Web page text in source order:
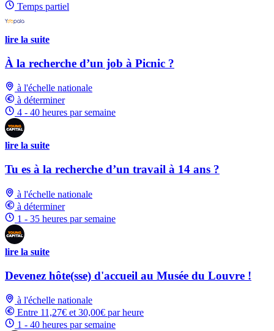
Temps partiel
lire la suite
À la recherche d’un job à Picnic ?
à l'échelle nationale
à déterminer
4 - 40 heures par semaine
lire la suite
Tu es à la recherche d’un travail à 14 ans ?
à l'échelle nationale
à déterminer
1 - 35 heures par semaine
lire la suite
Devenez hôte(sse) d'accueil au Musée du Louvre !
à l'échelle nationale
Entre 11,27€ et 30,00€ par heure
1 - 40 heures par semaine